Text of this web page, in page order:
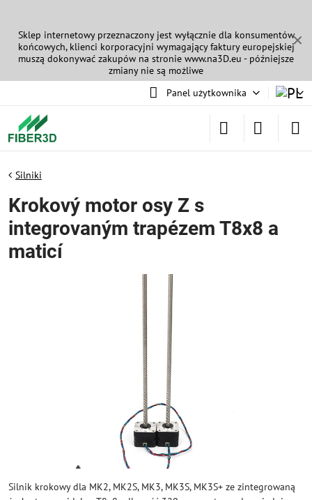
✕
Sklep internetowy przeznaczony jest wyłącznie dla konsumentów
końcowych, klienci korporacyjni wymagający faktury europejskiej
muszą dokonywać zakupów na stronie www.na3D.eu - późniejsze
zmiany nie są możliwe
Panel użytkownika
Silniki
Krokový motor osy Z s
integrovaným trapézem T8x8 a
maticí
Silnik krokowy dla MK2, MK2S, MK3, MK3S, MK3S+ ze zintegrowaną